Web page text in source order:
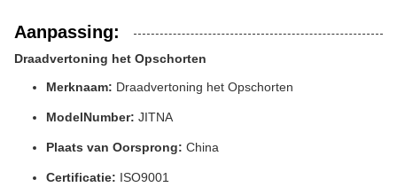
Aanpassing:
Draadvertoning het Opschorten
Merknaam: Draadvertoning het Opschorten
ModelNumber: JITNA
Plaats van Oorsprong: China
Certificatie: ISO9001